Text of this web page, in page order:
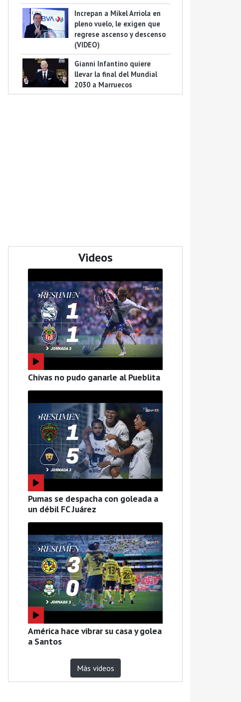
Increpan a Mikel Arriola en
pleno vuelo, le exigen que
regrese ascenso y descenso
(VIDEO)
Gianni Infantino quiere
llevar la final del Mundial
2030 a Marruecos
Videos
Chivas no pudo ganarle al Pueblita
Pumas se despacha con goleada a
un débil FC Juárez
América hace vibrar su casa y golea
a Santos
Más videos